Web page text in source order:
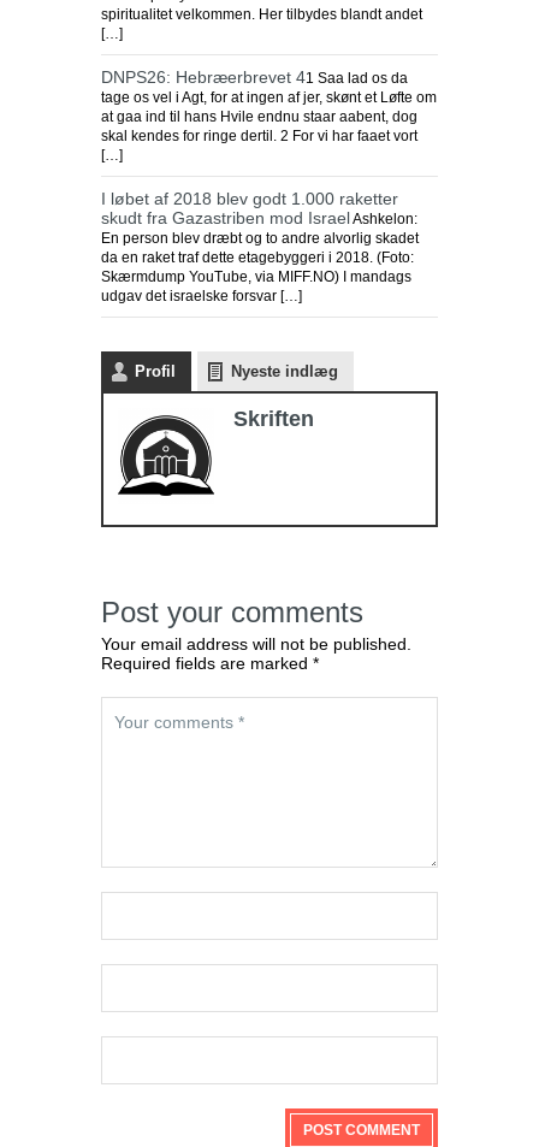
spiritualitet velkommen. Her tilbydes blandt andet
[…]
DNPS26: Hebræerbrevet 41 Saa lad os da
tage os vel i Agt, for at ingen af jer, skønt et Løfte om
at gaa ind til hans Hvile endnu staar aabent, dog
skal kendes for ringe dertil. 2 For vi har faaet vort
[…]
I løbet af 2018 blev godt 1.000 raketter
skudt fra Gazastriben mod IsraelAshkelon:
En person blev dræbt og to andre alvorlig skadet
da en raket traf dette etagebyggeri i 2018. (Foto:
Skærmdump YouTube, via MIFF.NO) I mandags
udgav det israelske forsvar […]
Profil Nyeste indlæg
Skriften
Post your comments
Your email address will not be published.
Required fields are marked *